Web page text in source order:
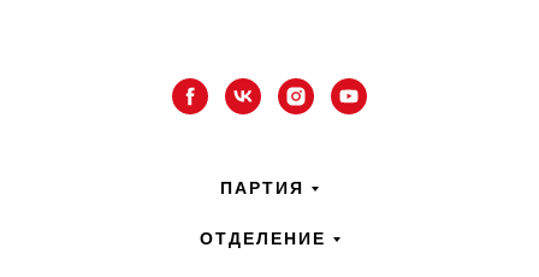
ПАРТИЯ
ОТДЕЛЕНИЕ